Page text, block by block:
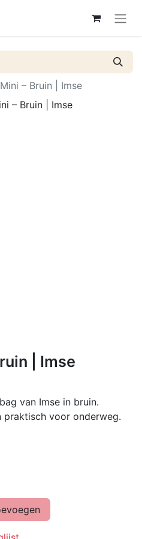
– Bruin | Imse
| Imse
van Imse in bruin.
praktisch voor onderweg.